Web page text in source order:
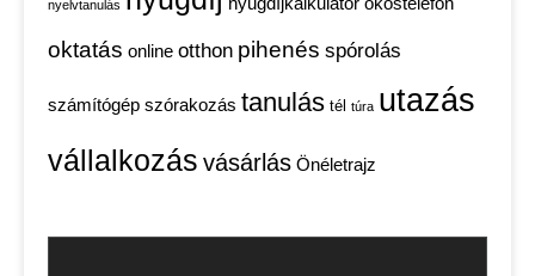
nyelvtanulás
oktatás online otthon pihenés spórolás
számítógép szórakozás tanulás tél túra utazás
vállalkozás vásárlás Önéletrajz